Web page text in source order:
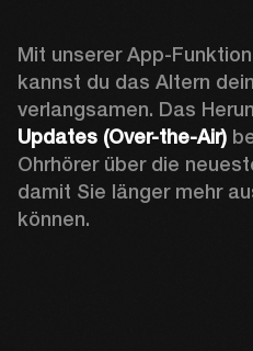
Mit unserer App-
kannst du das Altern
verlangsamen. Das
Updates (Over-the-Air)
Ohrhörer über die
damit Sie länger mehr
können.